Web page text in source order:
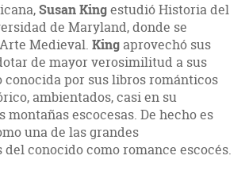
Susan Kingestudió Historia del
de Maryland, donde se
Medieval. King aprovechó sus
de mayor verosimilitud a sus
conocida por sus libros románticos
ambientados, casi en su
montañas escocesas. De hecho es
una de las grandes
conocido como romance escocés.